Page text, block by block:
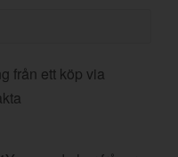
från ett köp via